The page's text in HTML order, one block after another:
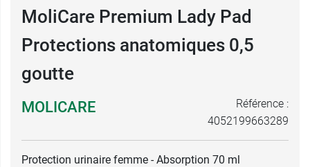
MoliCare Premium Lady Pad
Protections anatomiques 0,5
goutte
MOLICARE
Référence :
4052199663289
Protection urinaire femme - Absorption 70 ml